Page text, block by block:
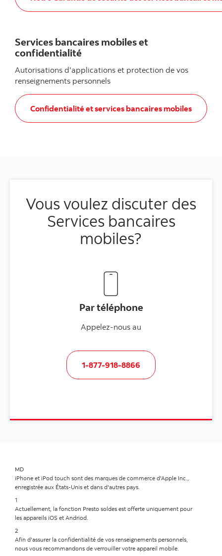
Services bancaires mobiles et
confidentialité
Autorisations d'applications et protection de vos
renseignements personnels
Confidentialité et services bancaires mobiles
, Services bancaires mobiles et confidentialité
Vous voulez discuter des
Services bancaires
mobiles?
Par téléphone
Appelez-nous au
1-877-918-8866
MD
iPhone et iPod touch sont des marques de commerce d'Apple Inc.,
enregistrée aux États-Unis et dans d'autres pays.
1
Actuellement, la fonction Presto soldes est offerte uniquement pour
les appareils iOS et Andriod.
2
Afin d'assurer la confidentialité de vos renseignements personnels,
nous vous recommandons de verrouiller votre appareil mobile.